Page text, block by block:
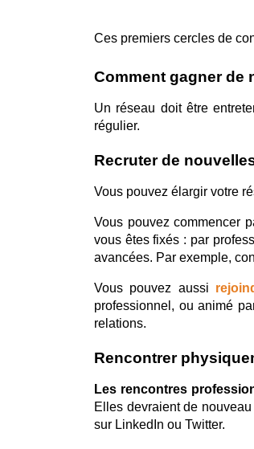
Ces premiers cercles de
Comment gagner de
Un réseau doit être
régulier.
Recruter de
Vous pouvez élargir votre
Vous pouvez commencer
vous êtes fixés : par
avancées. Par exemple,
Vous pouvez aussi
professionnel, ou animé
relations.
Rencontrer
Les rencontres
Elles devraient de
sur LinkedIn ou Twitter.